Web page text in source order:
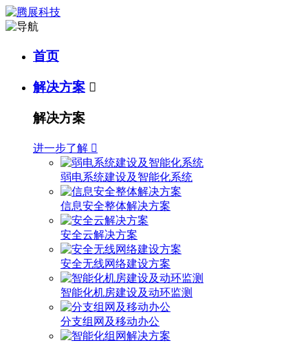
首页
解决方案 
解决方案
进一步了解 
弱电系统建设及智能化系统
信息安全整体解决方案
安全云解决方案
安全无线网络建设方案
智能化机房建设及动环监测
分支组网及移动办公